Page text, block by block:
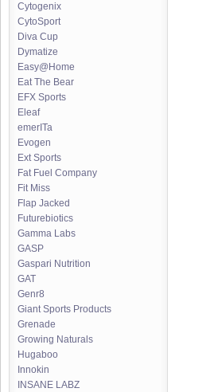
Cytogenix
CytoSport
Diva Cup
Dymatize
Easy@Home
Eat The Bear
EFX Sports
Eleaf
emerITa
Evogen
Ext Sports
Fat Fuel Company
Fit Miss
Flap Jacked
Futurebiotics
Gamma Labs
GASP
Gaspari Nutrition
GAT
Genr8
Giant Sports Products
Grenade
Growing Naturals
Hugaboo
Innokin
INSANE LABZ